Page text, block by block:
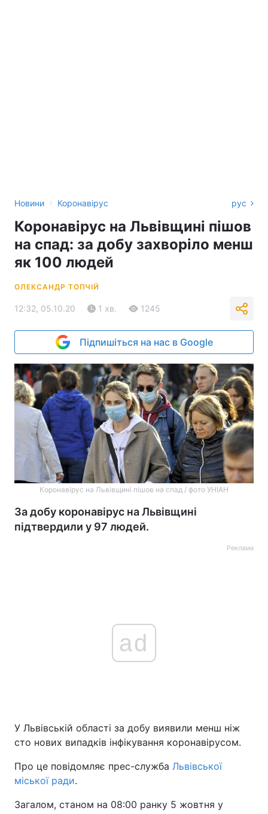
Новини › Коронавірус рус
Коронавірус на Львівщині пішов
на спад: за добу захворіло менш
як 100 людей
ОЛЕКСАНДР ТОПЧІЙ
12:32, 05.10.20 1 хв. 1245
Підпишіться на нас в Google
Коронавірус на Львівщині пішов на спад / фото УНІАН
За добу коронавірус на Львівщині
підтвердили у 97 людей.
Реклама
ad
У Львівській області за добу виявили менш ніж
сто нових випадків інфікування коронавірусом.
Про це повідомляє прес-служба Львівської
міської ради.
Загалом, станом на 08:00 ранку 5 жовтня у